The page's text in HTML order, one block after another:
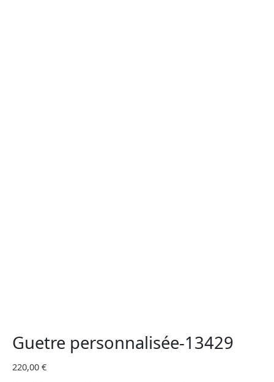
Guetre personnalisée-13429
220,00 €